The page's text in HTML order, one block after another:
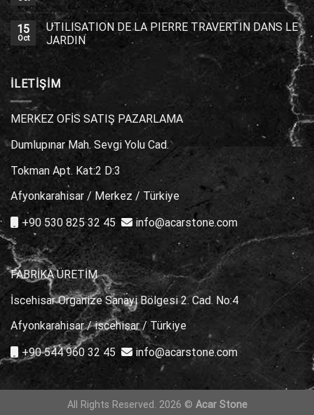
15
Oct
UTILISATION DE LA PIERRE TRAVERTIN DANS LE
JARDIN
İLETİŞİM
MERKEZ OFİS SATIŞ PAZARLAMA
Dumlupınar Mah. Sevgi Yolu Cad.
Tokman Apt. Kat:2 D:3
Afyonkarahisar / Merkez / Türkiye
+90 530 825 32 45
info@acarstone.com
FABRİKA ÜRETİM
İscehisar Organize Sanayi Bölgesi 2. Cad. No:4
Afyonkarahisar / iscehisar / Türkiye
+90 544 960 32 45
info@acarstone.com
All Rights Reserved. 2026 © Acar Stone